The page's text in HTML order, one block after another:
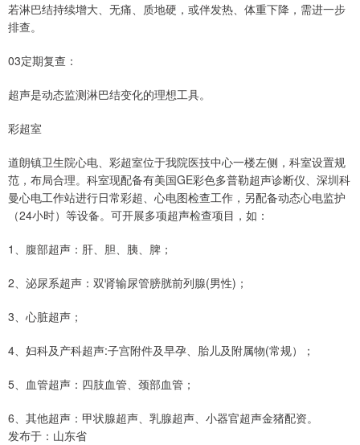
若淋巴结持续增大、无痛、质地硬，或伴发热、体重下降，需进一步
排查。
03定期复查：
超声是动态监测淋巴结变化的理想工具。
彩超室
道朗镇卫生院心电、彩超室位于我院医技中心一楼左侧，科室设置规
范，布局合理。科室现配备有美国GE彩色多普勒超声诊断仪、深圳科
曼心电工作站进行日常彩超、心电图检查工作，另配备动态心电监护
（24小时）等设备。可开展多项超声检查项目，如：
1、腹部超声：肝、胆、胰、脾；
2、泌尿系超声：双肾输尿管膀胱前列腺(男性)；
3、心脏超声；
4、妇科及产科超声:子宫附件及早孕、胎儿及附属物(常规）；
5、血管超声：四肢血管、颈部血管；
6、其他超声：甲状腺超声、乳腺超声、小器官超声金猪配资。
发布于：山东省